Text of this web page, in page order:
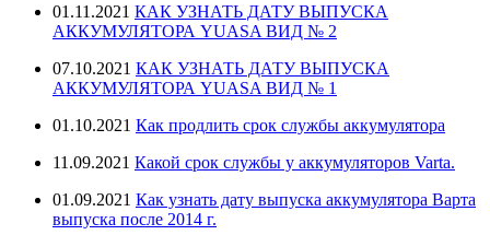
01.11.2021 КАК УЗНАТЬ ДАТУ ВЫПУСКА
АККУМУЛЯТОРА YUASA ВИД № 2
07.10.2021 КАК УЗНАТЬ ДАТУ ВЫПУСКА
АККУМУЛЯТОРА YUASA ВИД № 1
01.10.2021 Как продлить срок службы аккумулятора
11.09.2021 Какой срок службы у аккумуляторов Varta.
01.09.2021 Как узнать дату выпуска аккумулятора Варта
выпуска после 2014 г.